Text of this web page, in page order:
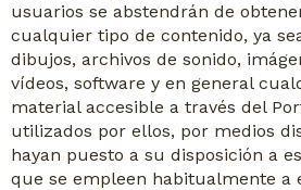
usuarios se abstendrán de
cualquier tipo de contenido, ya
dibujos, archivos de sonido,
vídeos, software y en general
material accesible a través del
utilizados por ellos, por medios
hayan puesto a su disposición a
que se empleen habitualmente a